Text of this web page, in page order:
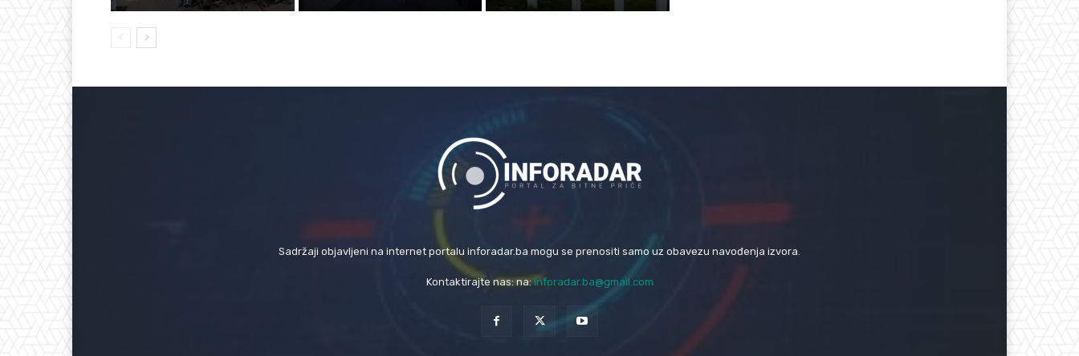
Sadržaji objavljeni na internet portalu inforadar.ba mogu se prenositi samo uz obavezu navođenja izvora.
Kontaktirajte nas: na:inforadar.ba@gmail.com